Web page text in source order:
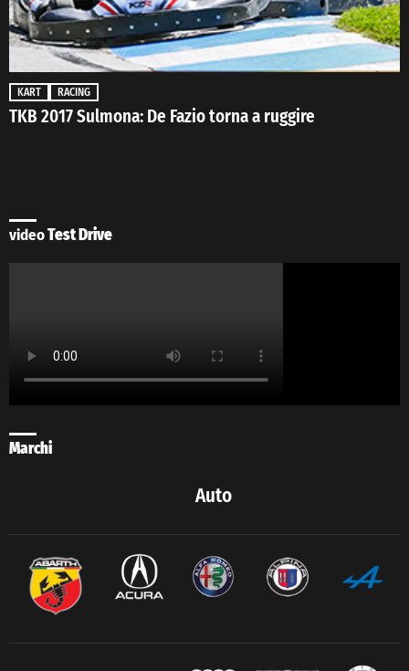
KART RACING
TKB 2017 Sulmona: De Fazio torna a ruggire
videoTest Drive
Marchi
Auto